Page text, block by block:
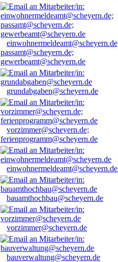
passamt@scheyern.de;
gewerbeamt@scheyern.de
grundabgaben@scheyern.de
vorzimmer@scheyern.de;
ferienprogramm@scheyern.de
einwohnermeldeamt@scheyern.de
bauamthochbau@scheyern.de
vorzimmer@scheyern.de
bauverwaltung@scheyern.de